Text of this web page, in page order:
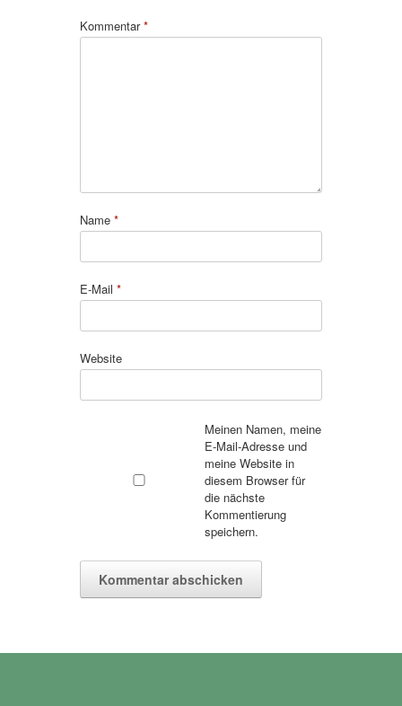
Kommentar*
Name *
E-Mail *
Website
Meinen Namen, meine
E-Mail-Adresse und
meine Website in
diesem Browser für
die nächste
Kommentierung
speichern.